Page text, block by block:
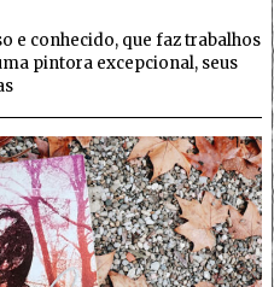
e conhecido, que faz trabalhos
pintora excepcional, seus